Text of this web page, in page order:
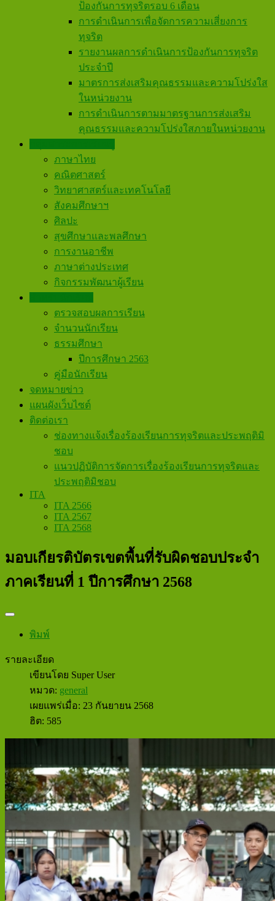
ป้องกันการทุจริตรอบ 6 เดือน
การดำเนินการเพื่อจัดการความเสี่ยงการ
ทุจริต
รายงานผลการดำเนินการป้องกันการทุจริต
ประจำปี
มาตรการส่งเสริมคุณธรรมและความโปร่งใส
ในหน่วยงาน
การดำเนินการตามมาตรฐานการส่งเสริม
คุณธรรมและความโปร่งใสภายในหน่วยงาน
ภาษาไทย
คณิตศาสตร์
วิทยาศาสตร์และเทคโนโลยี
สังคมศึกษาฯ
ศิลปะ
สุขศึกษาและพลศึกษา
การงานอาชีพ
ภาษาต่างประเทศ
กิจกรรมพัฒนาผู้เรียน
ตรวจสอบผลการเรียน
จำนวนนักเรียน
ธรรมศึกษา
ปีการศึกษา 2563
คู่มือนักเรียน
จดหมายข่าว
แผนผังเว็บไซต์
ติดต่อเรา
ช่องทางแจ้งเรื่องร้องเรียนการทุจริตและประพฤติมิ
ชอบ
แนวปฏิบัติการจัดการเรื่องร้องเรียนการทุจริตและ
ประพฤติมิชอบ
ITA
ITA 2566
ITA 2567
ITA 2568
มอบเกียรติบัตรเขตพื้นที่รับผิดชอบประจำ
ภาคเรียนที่ 1 ปีการศึกษา 2568
พิมพ์
รายละเอียด
เขียนโดย Super User
หมวด: general
เผยแพร่เมื่อ: 23 กันยายน 2568
ฮิต: 585